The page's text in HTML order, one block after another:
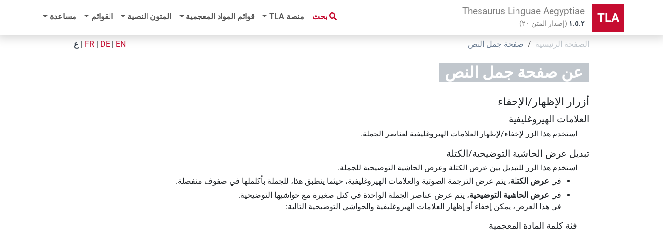
TLA
Thesaurus Linguae Aegyptiae
۱.٥.٢ (إصدار المتن ٢٠)
بحث منصة‏ ‏TLA قوائم المواد المعجمية المتون النصية القوائم مساعدة
الصفحة الرئيسية صفحة جمل النص EN
DE
FR ع
عن صفحة جمل النص
أزرار الإظهار/الإخفاء
العلامات الهيروغليفية
استخدم هذا الزر لإخفاء/لإظهار العلامات الهيروغليفية لعناصر الجملة.
تبديل عرض الحاشية التوضيحية/الكتلة
استخدم هذا الزر للتبديل بين عرض الكتلة وعرض الحاشية التوضيحية للجملة.
في عرض الكتلة، يتم عرض الترجمة الصوتية والعلامات الهيروغليفية، حيثما ينطبق هذا، للجملة بأكلملها في صفوف منفصلة.
في عرض الحاشية التوضيحية، يتم عرض عناصر الجملة الواحدة في كتل صغيرة مع حواشيها التوضيحية.
في هذا العرض، يمكن إخفاء أو إظهار العلامات الهيروغليفية والحواشي التوضيحية التالية:
فئة كلمة المادة المعجمية